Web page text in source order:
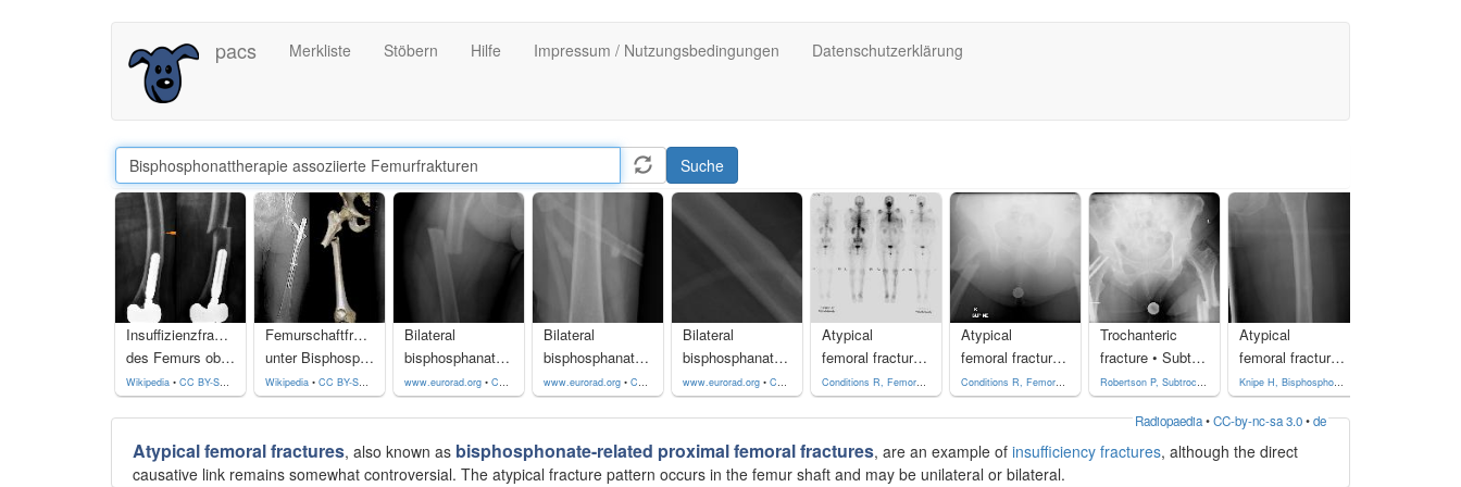
pacs Merkliste Stöbern Hilfe Impressum / Nutzungsbedingungen Datenschutzerklärung
Suche
Insuffizienzfraktur
des Femurs oberhalb der Langschaftprothese des Kniegelenks. In der linken Aufnahme erkennt man schon die dornartige Verdickung der Kortikalis lateral oberhalb des Prothesenschaftes mit zentraler Aufhellungslinie als Korrelat einer fissuralen, noch unverschobenen und nicht durch die ganze Achse des Femurs reichenden Fraktur. In der rechten Aufnahme, einen Tag später dann genau an dieser Stelle die jetzt verschobene komplette Fraktur.
Wikipedia • CC BY-SA 4.0
Femurschaftfraktur
unter Bisphosphonattherapie bei Mammakarzinom: Die proximale Schaftfraktur mit kurzem, querem Frakturverlauf bei vorbestehender Verdickung der äußeren Kortikalis als Hinweis auf eine noch nicht dislozierte Stressfraktur ist um mehr als Schaftbreite disloziert. Nach der Osteosynthese (rechtes Bild) lässt sich die vorbestehende Fissur und Verdickung am besten erkennen. Auf der anderen Seite war zuvor bereits eine Fraktur an ähnlicher Stelle aufgetreten (Liegendes Osteosynthesematerial). Topogramm der Computertomografie, Volumen Rendering und postoperatives Röntgenbild nach Osteosynthese.
Wikipedia • CC BY-SA 4.0
Bilateral
bisphosphanate-induced atypical femur fractures. An AP X-ray of the right femur showed a transverse "chalk stick" fracture of the proximal femoral diaphysis.
www.eurorad.org • CC by-nc-sa-4.0
Bilateral
bisphosphanate-induced atypical femur fractures. An AP X-ray of the left femur showed a hairline fracture through the lateral cortex of the mid-femoral diaphysis. Prominent cortical thickening is visible at the fracture site.
www.eurorad.org • CC by-nc-sa-4.0
Bilateral
bisphosphanate-induced atypical femur fractures. A magnified view of the left femur AP x-ray showed more clearly, at the lateral femoral shaft, the hairline cortical fracture with cortical thickening.
www.eurorad.org • CC by-nc-sa-4.0
Atypical
femoral fracture • Femoral bisphosphonate-related insufficiency fractures - Ganzer Fall bei Radiopaedia
Conditions R, Femoral bisphosphonate-related insufficiency fractures. Case study, Radiopaedia.org (Accessed on 11 Feb 2023) https://doi.org/10.53347/rID-28937
Atypical
femoral fracture • Femoral bisphosphonate-related insufficiency fractures - Ganzer Fall bei Radiopaedia
Conditions R, Femoral bisphosphonate-related insufficiency fractures. Case study, Radiopaedia.org (Accessed on 11 Feb 2023) https://doi.org/10.53347/rID-28937
Trochanteric
fracture • Subtrochanteric femoral fracture - bisphosphonate-related - Ganzer Fall bei Radiopaedia
Robertson P, Subtrochanteric femoral fracture - bisphosphonate-related. Case study, Radiopaedia.org (Accessed on 30 Dec 2022) https://doi.org/10.53347/rID-30045
Atypical
femoral fracture • Bisphosphonate-related bilateral femoral fractures - Ganzer Fall bei Radiopaedia
Knipe H, Bisphosphonate-related bilateral femoral fractures. Case study, Radiopaedia.org (Accessed on 11 Feb 2023) https://doi.org/10.53347/rID-53641
Radiopaedia•CC-by-nc-sa 3.0•de
Atypical femoral fractures, also known as bisphosphonate-related proximal femoral fractures, are an example of insufficiency fractures, although the direct
causative link remains somewhat controversial. The atypical fracture pattern occurs in the femur shaft and may be unilateral or bilateral.